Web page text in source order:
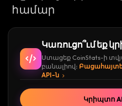
համար
Կառուցո՞ւմ եք
Ստացեք CoinStats-ի
բանալիով։
API-ն
Կրիպտո